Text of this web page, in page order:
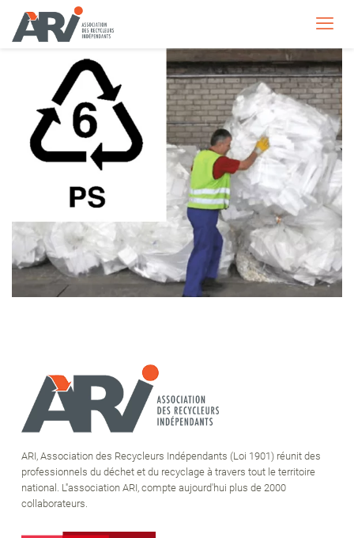
ARI, Association des Recycleurs Indépendants (Loi 1901) réunit des
professionnels du déchet et du recyclage à travers tout le territoire
national. L''association ARI, compte aujourd'hui plus de 2000
collaborateurs.